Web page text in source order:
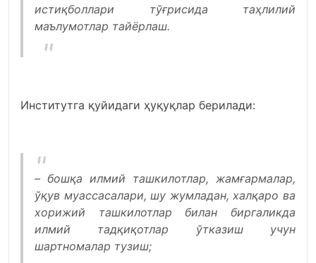
истиқболлари тўғрисида таҳлилий
маълумотлар тайёрлаш.
Институтга қуйидаги ҳуқуқлар берилади:
– бошқа илмий ташкилотлар, жамғармалар,
ўқув муассасалари, шу жумладан, халқаро ва
хорижий ташкилотлар билан биргаликда
илмий тадқиқотлар ўтказиш учун
шартномалар тузиш;